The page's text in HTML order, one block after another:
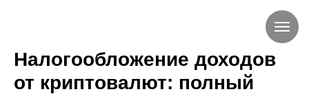
Налогообложение доходов
от криптовалют: полный